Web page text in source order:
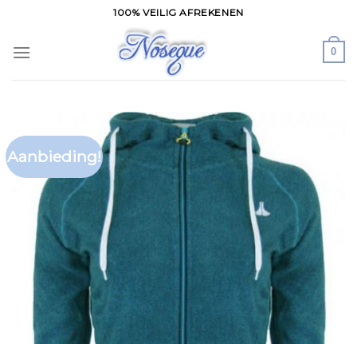
content
100% VEILIG AFREKENEN
0
Aanbieding!